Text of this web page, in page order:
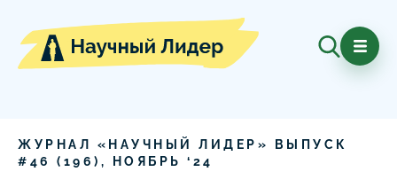
ЖУРНАЛ «НАУЧНЫЙ ЛИДЕР» ВЫПУСК
# 46 ( 196 ), НОЯБРЬ ‘ 24